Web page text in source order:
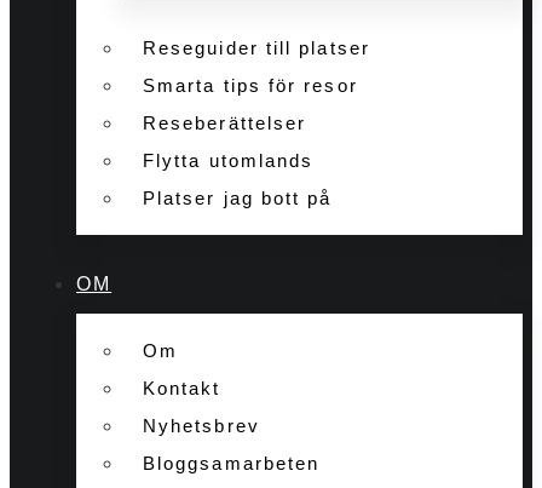
Reseguider till platser
Smarta tips för resor
Reseberättelser
Flytta utomlands
Platser jag bott på
OM
Om
Kontakt
Nyhetsbrev
Bloggsamarbeten